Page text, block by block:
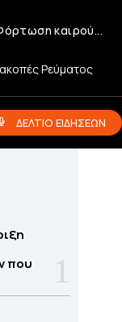
καιρού...
Ρεύματος
ΔΕΛΤΙΟ ΕΙΔΗΣΕΩΝ
που